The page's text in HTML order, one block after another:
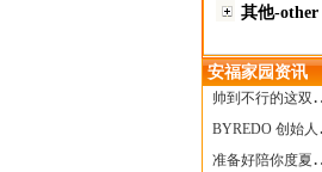
其他-other
安福家园资讯
帅到不行的这双跑鞋，其实藏着Nike第一位签约跑者的故事
BYREDO 创始人离任，也带走了那份灵魂感
准备好陪你度夏，nanamica x Suicoke 新联名来了